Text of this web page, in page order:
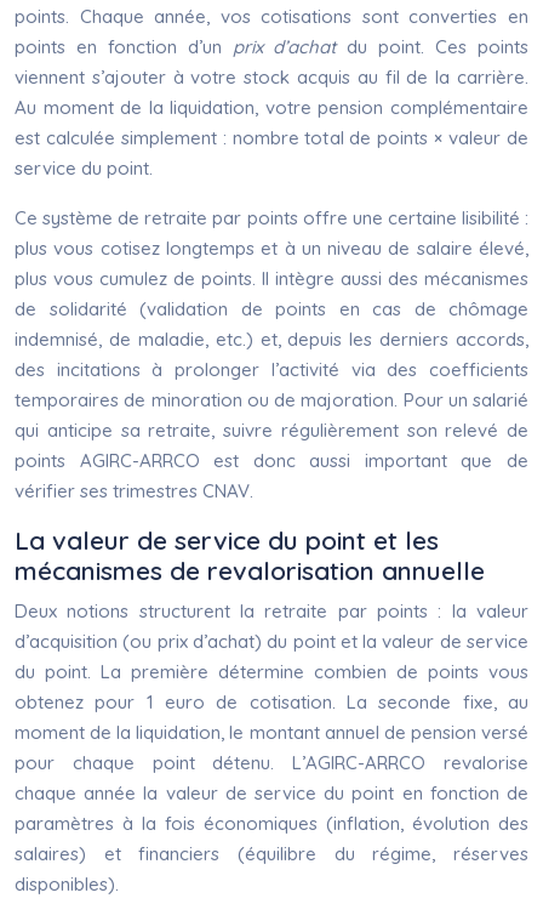
points. Chaque année, vos cotisations sont converties en
points en fonction d’un prix d’achatdu point. Ces points
viennent s’ajouter à votre stock acquis au fil de la carrière.
Au moment de la liquidation, votre pension complémentaire
est calculée simplement : nombre total de points × valeur de
service du point.
Ce système de retraite par points offre une certaine lisibilité :
plus vous cotisez longtemps et à un niveau de salaire élevé,
plus vous cumulez de points. Il intègre aussi des mécanismes
de solidarité (validation de points en cas de chômage
indemnisé, de maladie, etc.) et, depuis les derniers accords,
des incitations à prolonger l’activité via des coefficients
temporaires de minoration ou de majoration. Pour un salarié
qui anticipe sa retraite, suivre régulièrement son relevé de
points AGIRC-ARRCO est donc aussi important que de
vérifier ses trimestres CNAV.
La valeur de service du point et les
mécanismes de revalorisation annuelle
Deux notions structurent la retraite par points : la valeur
d’acquisition (ou prix d’achat) du point et la valeur de service
du point. La première détermine combien de points vous
obtenez pour 1 euro de cotisation. La seconde fixe, au
moment de la liquidation, le montant annuel de pension versé
pour chaque point détenu. L’AGIRC-ARRCO revalorise
chaque année la valeur de service du point en fonction de
paramètres à la fois économiques (inflation, évolution des
salaires) et financiers (équilibre du régime, réserves
disponibles).